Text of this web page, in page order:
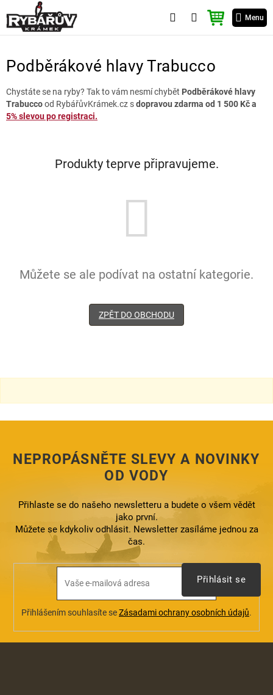
na
obsah
Menu
NÁKUPNÍ
KOŠÍK
Podběrákové hlavy Trabucco
Chystáte se na ryby? Tak to vám nesmí chybět Podběrákové hlavy
Trabuccood RybářůvKrámek.cz sdopravou zdarma od 1 500 Kč a
5% slevou po registraci.
Produkty teprve připravujeme.
Můžete se ale podívat na ostatní kategorie.
ZPĚT DO OBCHODU
NEPROPÁSNĚTE SLEVY A NOVINKY
OD VODY
Přihlaste se do našeho newsletteru a budete o všem vědět
jako první.
Můžete se kdykoliv odhlásit. Newsletter zasíláme jednou za
čas.
Přihlášením souhlasíte seZásadami ochrany osobních údajů.
Přihlásit se